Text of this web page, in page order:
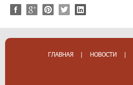
ГЛАВНАЯ | НОВОСТИ |